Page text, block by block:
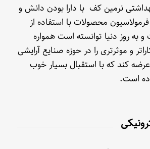
نرمین کف با دارا بودن دانش و
محصولات با استفاده از
و به روز دنیا توانسته است همواره
و موثرتری را در حوزه صنایع آرایشی
عرضه کند که با استقبال بسیار خوب
است.